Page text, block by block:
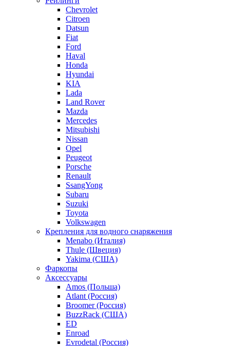
Chevrolet
Citroen
Datsun
Fiat
Ford
Haval
Honda
Hyundai
KIA
Lada
Land Rover
Mazda
Mercedes
Mitsubishi
Nissan
Opel
Peugeot
Porsche
Renault
SsangYong
Subaru
Suzuki
Toyota
Volkswagen
Крепления для водного снаряжения
Menabo (Италия)
Thule (Швеция)
Yakima (США)
Фаркопы
Аксессуары
Amos (Польша)
Atlant (Россия)
Broomer (Россия)
BuzzRack (США)
ED
Enroad
Evrodetal (Россия)